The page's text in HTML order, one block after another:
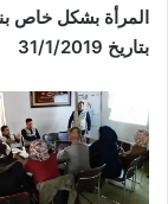
المرأة بشكل خاص
بتاريخ 31/1/2019